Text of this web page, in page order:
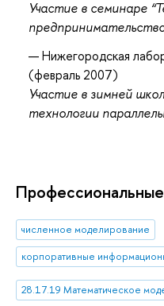
Участие в семинаре
Нижегородская
(февраль 2007)
Участие в зимней
технологии
численное моделирование
корпоративные
28.17.19 Математическое